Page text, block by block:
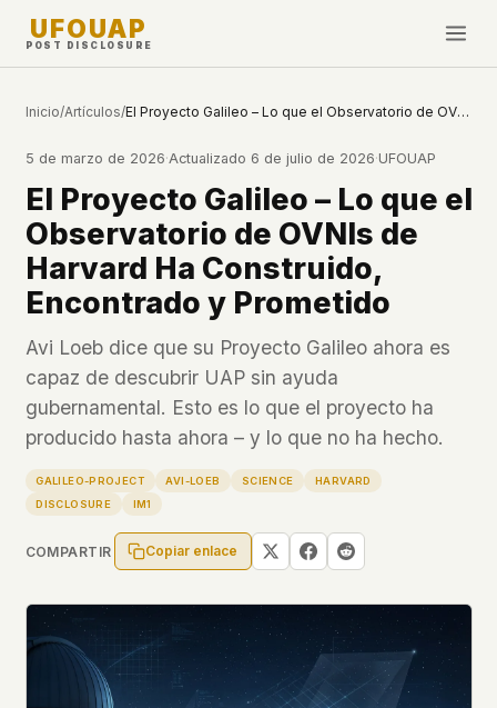
UFOUAP
POST DISCLOSURE
Topics & Tags
U.S. Govt Feed
NEWS
Esta Semana
Novedades
Avistamientos
PEOPLE
Perfiles
Expedientes
Enviar un Informe
WHAT WE DON'T USE
Google Analytics
Facebook Pixel
Cookies
✕External fonts or CDNs
✕Ad networks
✕User accounts
HOW IT WORKS
HTML file served directly from our server. When
you read an article, no server-side code
executes. No database query fires. No profile is
built. No session is created.
Inicio/Artículos/ El Proyecto Galileo – Lo que el Observatorio de OVNIs de Harvard Ha Construido, Encontrado y Prometido
5 de marzo de 2026·Actualizado 6 de julio de 2026·UFOUAP
El Proyecto Galileo – Lo que el
Observatorio de OVNIs de
Harvard Ha Construido,
Encontrado y Prometido
Avi Loeb dice que su Proyecto Galileo ahora es
capaz de descubrir UAP sin ayuda
gubernamental. Esto es lo que el proyecto ha
producido hasta ahora – y lo que no ha hecho.
GALILEO-PROJECT AVI-LOEB SCIENCE
HARVARD
DISCLOSURE
IM1
COMPARTIR Copiar enlace